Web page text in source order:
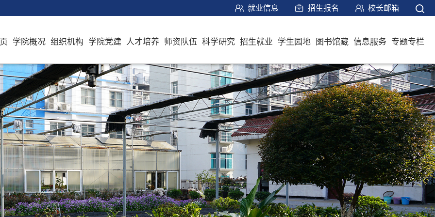
就业信息 招生报名 校长邮箱
学院概况 组织机构 学院党建 人才培养 师资队伍 科学研究 招生就业 学生园地 图书馆藏 信息服务 专题专栏